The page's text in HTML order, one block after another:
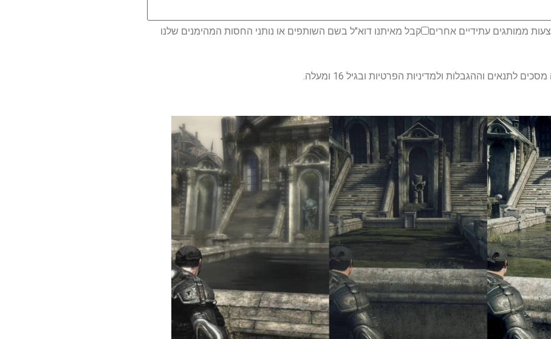
ממותגים עתידיים אחרים קבל מאיתנו דוא"ל בשם השותפים או נותני החסות המהימנים שלנו
לתנאים וההגבלות ולמדיניות הפרטיות ובגיל 16 ומעלה.